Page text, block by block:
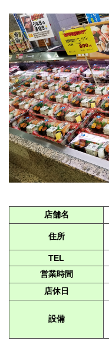
店舗名
住所
TEL
営業時間
店休日
設備